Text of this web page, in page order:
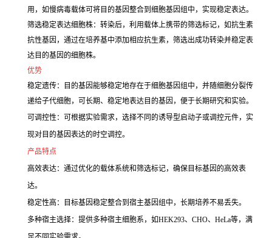
用，如慢病毒载体可将目的基因整合到细胞基因组中，实现稳定表达。
筛选稳定表达细胞株：转染后，利用载体上携带的筛选标记，如抗生素
抗性基因，通过在培养基中添加相应抗生素，筛选出成功转染并稳定表
达目的基因的细胞株。
优势
稳定遗传：目的基因能够稳定地存在于细胞基因组中，并随细胞分裂传
递给子代细胞，可长期、稳定地表达目的基因，便于长期研究和实验。
可调控性：可根据实验需求，选择不同的诱导型启动子或调控元件，实
现对目的基因表达的时空调控。
产品特点
高效表达：通过优化的载体系统和筛选标记，确保目标基因的高效表
达。
稳定性高：目标基因稳定整合到宿主基因组中，长期培养不易丢失。
多种宿主选择：提供多种宿主细胞系，如HEK293、CHO、HeLa等，满